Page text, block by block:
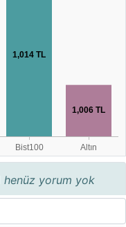
henüz yorum yok